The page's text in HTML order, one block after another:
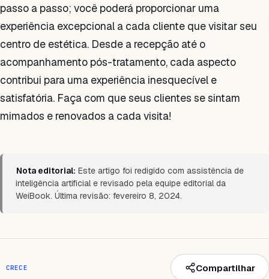
passo a passo; você poderá proporcionar uma
experiência excepcional a cada cliente que visitar seu
centro de estética. Desde a recepção até o
acompanhamento pós-tratamento, cada aspecto
contribui para uma experiência inesquecível e
satisfatória. Faça com que seus clientes se sintam
mimados e renovados a cada visita!
Nota editorial: Este artigo foi redigido com assistência de
inteligência artificial e revisado pela equipe editorial da
WeiBook. Última revisão: fevereiro 8, 2024.
CRECE Compartilhar